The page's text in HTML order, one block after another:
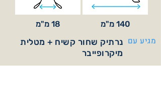
18 מ"מ 140 מ"מ
נרתיק שחור קשיח + מטלית
מיקרופייבר
מגיע עם